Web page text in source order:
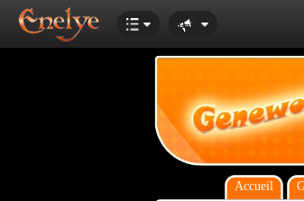
Accueil